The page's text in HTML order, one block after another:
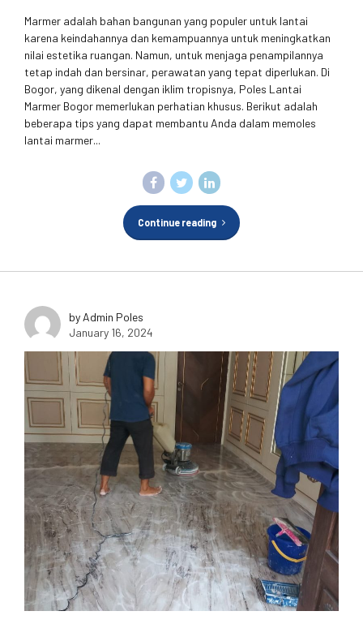
Marmer adalah bahan bangunan yang populer untuk lantai
karena keindahannya dan kemampuannya untuk meningkatkan
nilai estetika ruangan. Namun, untuk menjaga penampilannya
tetap indah dan bersinar, perawatan yang tepat diperlukan. Di
Bogor, yang dikenal dengan iklim tropisnya, Poles Lantai
Marmer Bogor memerlukan perhatian khusus. Berikut adalah
beberapa tips yang dapat membantu Anda dalam memoles
lantai marmer...
Continue reading
by Admin Poles
January 16, 2024